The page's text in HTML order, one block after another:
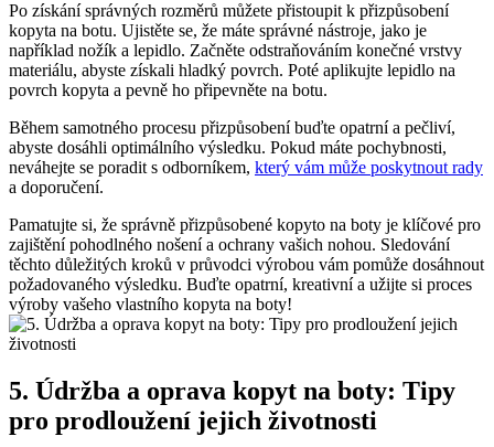
Po získání ‌správných⁣ rozměrů⁢ můžete přistoupit​ k přizpůsobení
kopyta na​ botu. Ujistěte se, že máte správné‍ nástroje, jako je
⁤například ⁣nožík a lepidlo. Začněte odstraňováním konečné vrstvy
materiálu,‌ abyste získali hladký povrch.‌ Poté aplikujte lepidlo na
povrch kopyta a⁣ pevně ho připevněte na botu.
Během samotného procesu přizpůsobení buďte opatrní a pečliví,
abyste‌ dosáhli optimálního výsledku. ‍Pokud máte pochybnosti,
neváhejte se poradit‍ s odborníkem, který vám může poskytnout rady
a doporučení.
Pamatujte si, že⁣ správně přizpůsobené kopyto na boty je ⁣klíčové pro
zajištění pohodlného nošení⁤ a ‌ochrany vašich nohou. Sledování
těchto důležitých kroků v průvodci výrobou vám ‍pomůže dosáhnout
požadovaného výsledku.⁣ Buďte‌ opatrní, kreativní a užijte⁤ si proces
výroby vašeho vlastního kopyta na boty!
5. Údržba a oprava kopyt‍ na boty: Tipy
pro prodloužení jejich‍ životnosti